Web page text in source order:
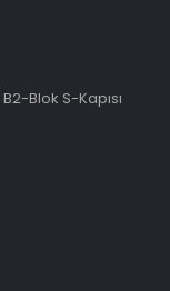
Blok S-Kapısı